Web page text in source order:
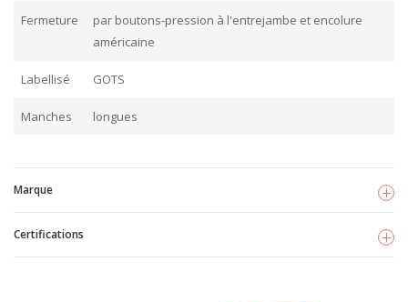
Fermeture
par boutons-pression à l'entrejambe et encolure
américaine
Labellisé GOTS
Manches longues
Marque
Voir les produits
Certifications